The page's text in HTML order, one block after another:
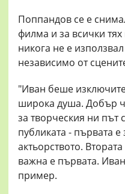
Поппандов се е
филма и за всички
никога не е
независимо от
"Иван беше
широка душа. Добър
за творческия ни път
публиката - първата е
актьорството.
важна е първата.
пример.